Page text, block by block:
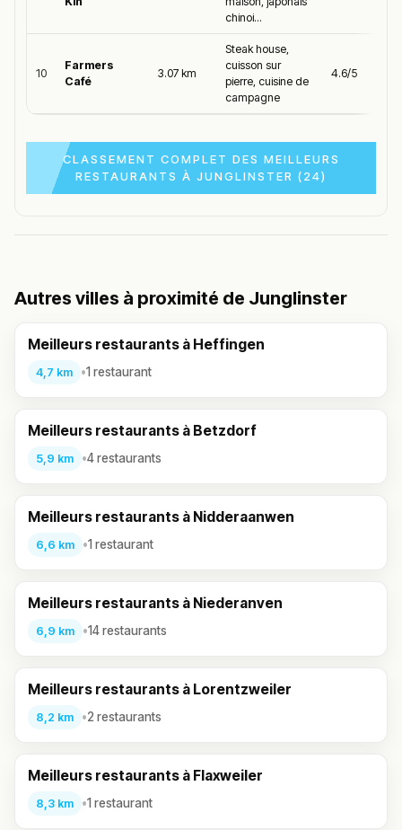
chinoi...
10
Farmers
Café
3.07 km
Steak house,
cuisson sur
pierre, cuisine de
campagne
4.6/5
CLASSEMENT COMPLET DES MEILLEURS
RESTAURANTS À JUNGLINSTER (24)
Autres villes à proximité de Junglinster
Meilleurs restaurants à Heffingen
4,7 km •1 restaurant
Meilleurs restaurants à Betzdorf
5,9 km •4 restaurants
Meilleurs restaurants à Nidderaanwen
6,6 km •1 restaurant
Meilleurs restaurants à Niederanven
6,9 km •14 restaurants
Meilleurs restaurants à Lorentzweiler
8,2 km •2 restaurants
Meilleurs restaurants à Flaxweiler
8,3 km •1 restaurant